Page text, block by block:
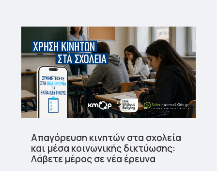
Απαγόρευση κινητών στα σχολεία
και μέσα κοινωνικής δικτύωσης:
Λάβετε μέρος σε νέα έρευνα